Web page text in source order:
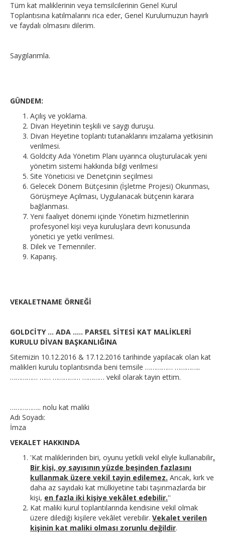
Tüm kat maliklerinin veya temsilcilerinin Genel Kurul
Toplantısına katılmalarını rica eder, Genel Kurulumuzun hayırlı
ve faydalı olmasını dilerim.
Saygılarımla.
GÜNDEM:
Açılış ve yoklama.
Divan Heyetinin teşkili ve saygı duruşu.
Divan Heyetine toplantı tutanaklarını imzalama yetkisinin
verilmesi.
Goldcity Ada Yönetim Planı uyarınca oluşturulacak yeni
yönetim sistemi hakkında bilgi verilmesi
Site Yöneticisi ve Denetçinin seçilmesi
Gelecek Dönem Bütçesinin (İşletme Projesi) Okunması,
Görüşmeye Açılması, Uygulanacak bütçenin karara
bağlanması.
Yeni faaliyet dönemi içinde Yönetim hizmetlerinin
profesyonel kişi veya kuruluşlara devri konusunda
yönetici ye yetki verilmesi.
Dilek ve Temenniler.
Kapanış.
VEKALETNAME ÖRNEĞİ
GOLDCİTY … ADA ….. PARSEL SİTESİ KAT MALİKLERİ
KURULU DİVAN BAŞKANLIĞINA
Sitemizin 10.12.2016 & 17.12.2016 tarihinde yapılacak olan kat
malikleri kurulu toplantısında beni temsile …………… …………..
…………… …… …………… ………… vekil olarak tayin ettim.
…………….. nolu kat maliki
Adı Soyadı:
İmza
VEKALET HAKKINDA
'Kat maliklerinden biri, oyunu yetkili vekil eliyle kullanabilir.
Bir kişi, oy sayısının yüzde beşinden fazlasını
kullanmak üzere vekil tayin edilemez. Ancak, kırk ve
daha az sayıdaki kat mülkiyetine tabi taşınmazlarda bir
kişi, en fazla iki kişiye vekâlet edebilir.''
Kat maliki kurul toplantılarında kendisine vekil olmak
üzere dilediği kişilere vekâlet verebilir. Vekalet verilen
kişinin kat maliki olması zorunlu değildir.